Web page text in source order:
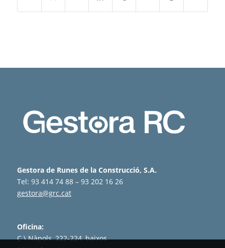
Gestora de Runes de la Construcció, S.A.
Tel: 93 414 74 88 – 93 202 16 26
gestora@grc.cat
Oficina:
C \ Nàpols, 222-224, baixos